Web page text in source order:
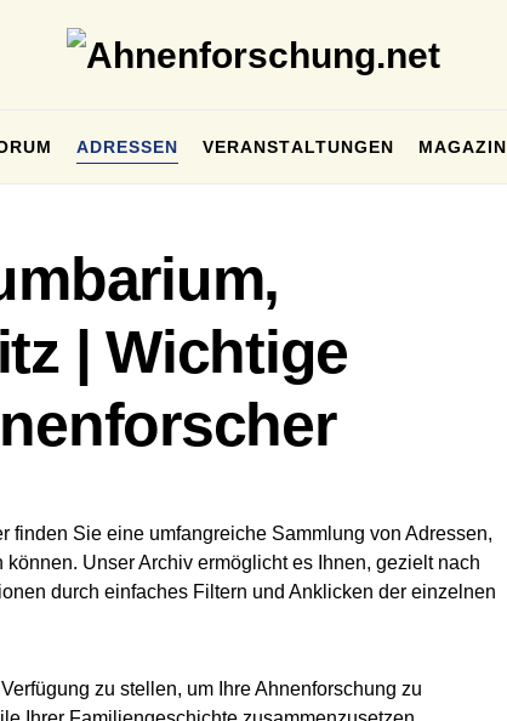
ADRESSEN VERANSTALTUNGEN MAGAZIN
| Wichtige
finden Sie eine umfangreiche Sammlung von Adressen,
Unser Archiv ermöglicht es Ihnen, gezielt nach
durch einfaches Filtern und Anklicken der einzelnen
zu stellen, um Ihre Ahnenforschung zu